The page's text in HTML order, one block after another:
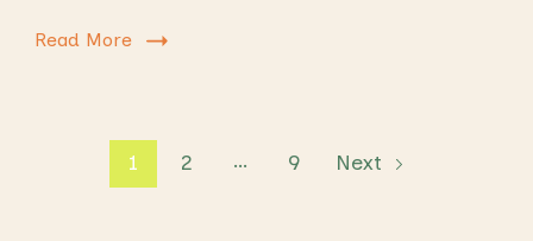
Read More
PostsPage
1 Page
2 … Page
9 Next